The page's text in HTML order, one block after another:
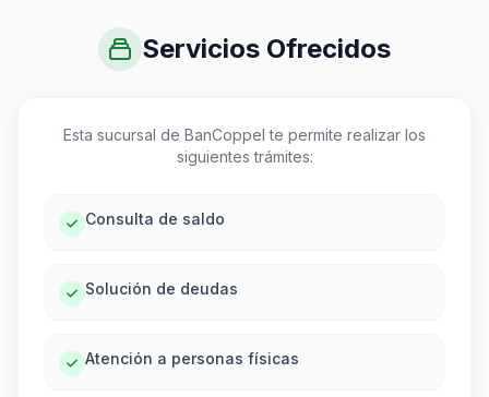
Servicios Ofrecidos
Esta sucursal de BanCoppel te permite realizar los
siguientes trámites:
Consulta de saldo
Solución de deudas
Atención a personas físicas